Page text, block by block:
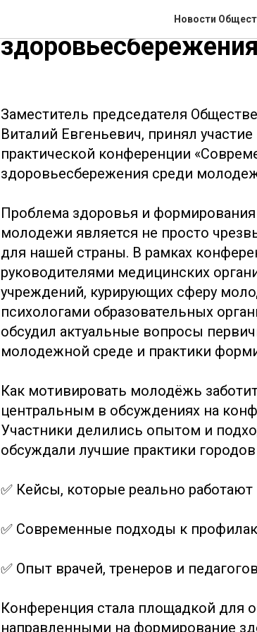
Новости
Современные
Заместитель председателя
Виталий Евгеньевич, принял
практической конференции
здоровьесбережения среди
Проблема здоровья и
молодежи является не просто
для нашей страны. В рамках
руководителями медицинских
учреждений, курирующих сферу
психологами образовательных
обсудил актуальные вопросы
молодежной среде и практики
Как мотивировать молодёжь
центральным в обсуждениях на
Участники делились опытом и
обсуждали лучшие практики
✅ Кейсы, которые реально работают
✅ Современные подходы к
✅ Опыт врачей, тренеров и педагогов
Конференция стала площадкой для
направленными на формирование